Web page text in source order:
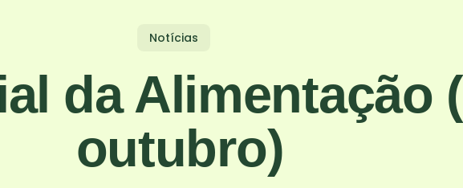
Notícias
da Alimentação
outubro)